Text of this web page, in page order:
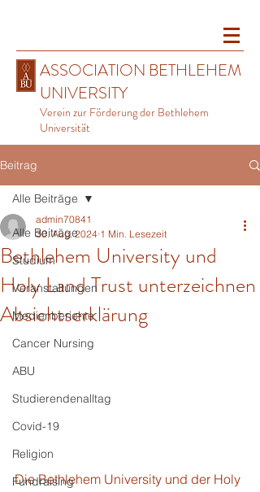
ASSOCIATION BETHLEHEM
UNIVERSITY
Verein zur Förderung der Bethlehem
Universität
Beitrag
Alle Beiträge
Studium
Veranstaltungen
Medienberichte
Cancer Nursing
ABU
Studierendenalltag
Covid-19
Religion
Fundraising
Alle Beiträge
Bethlehem University und
Holy Land Trust unterzeichnen
Absichtserklärung
admin70841
30. Aug. 2024 1 Min. Lesezeit
Die Bethlehem University und der Holy